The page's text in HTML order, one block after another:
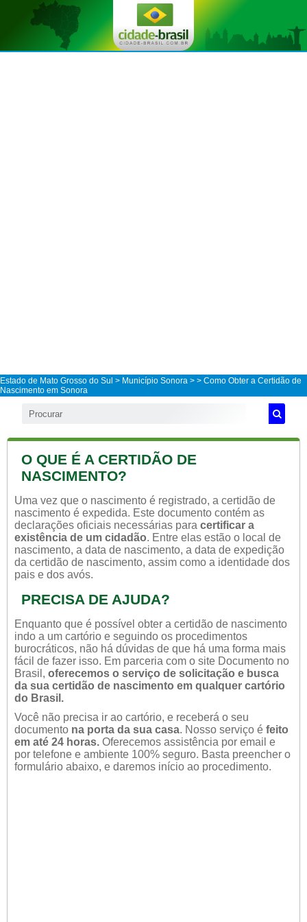
Estado de Mato Grosso do Sul > Município Sonora > > Como Obter a Certidão de
Nascimento em Sonora
O QUE É A CERTIDÃO DE
NASCIMENTO?
Uma vez que o nascimento é registrado, a certidão de
nascimento é expedida. Este documento contém as
declarações oficiais necessárias para certificar a
existência de um cidadão. Entre elas estão o local de
nascimento, a data de nascimento, a data de expedição
da certidão de nascimento, assim como a identidade dos
pais e dos avós.
PRECISA DE AJUDA?
Enquanto que é possível obter a certidão de nascimento
indo a um cartório e seguindo os procedimentos
burocráticos, não há dúvidas de que há uma forma mais
fácil de fazer isso. Em parceria com o site Documento no
Brasil, oferecemos o serviço de solicitação e busca
da sua certidão de nascimento em qualquer cartório
do Brasil.
Você não precisa ir ao cartório, e receberá o seu
documento na porta da sua casa. Nosso serviço é feito
em até 24 horas. Oferecemos assistência por email e
por telefone e ambiente 100% seguro. Basta preencher o
formulário abaixo, e daremos início ao procedimento.